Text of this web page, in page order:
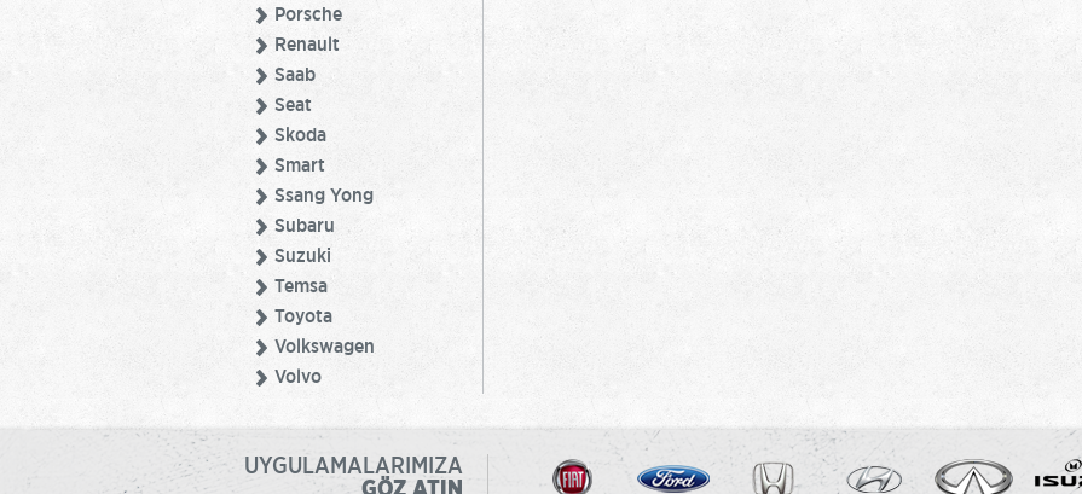
Porsche
Renault
Saab
Seat
Skoda
Smart
Ssang Yong
Subaru
Suzuki
Temsa
Toyota
Volkswagen
Volvo
UYGULAMALARIMIZA